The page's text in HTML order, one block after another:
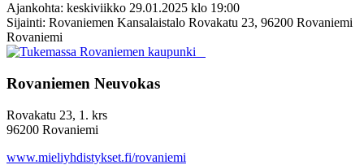
Ajankohta: keskiviikko 29.01.2025 klo 19:00
Sijainti: Rovaniemen Kansalaistalo Rovakatu 23, 96200 Rovaniemi
Rovaniemi
Rovaniemen Neuvokas
Rovakatu 23, 1. krs
96200 Rovaniemi
www.mieliyhdistykset.fi/rovaniemi